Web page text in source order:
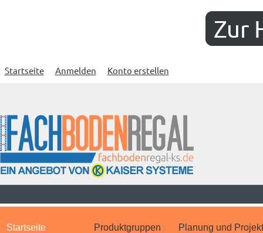
Zur
Startseite Anmelden Konto erstellen
Startseite Produktgruppen Planung und